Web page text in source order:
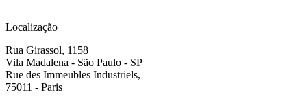
Localização
Rua Girassol, 1158
Vila Madalena - São Paulo - SP
Rue des Immeubles Industriels,
75011 - Paris